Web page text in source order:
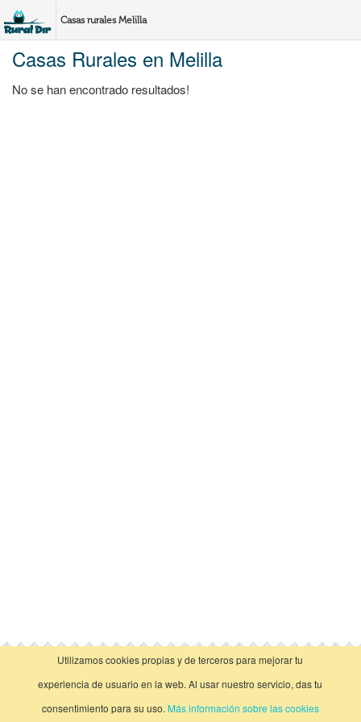
Casas rurales Melilla
Casas Rurales en Melilla
No se han encontrado resultados!
Utilizamos cookies propias y de terceros para mejorar tu
experiencia de usuario en la web. Al usar nuestro servicio, das tu
consentimiento para su uso. Más información sobre las cookies
vista clásica